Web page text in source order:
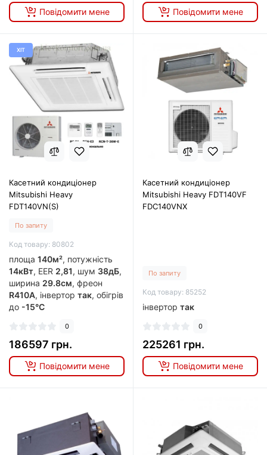
Повідомити мене Повідомити мене
ХІТ
Касетний кондиціонер
Mitsubishi Heavy
FDT140VN(S)
По запиту
Код товару: 80802
площа 140м², потужність
14кВт, EER 2,81, шум 38дБ,
ширина 29.8см, фреон
R410A, інвертор так, обігрів
до -15°C
0
186597 грн.
Повідомити мене
Касетний кондиціонер
Mitsubishi Heavy FDT140VF
FDC140VNX
По запиту
Код товару: 85252
інвертор так
0
225261 грн.
Повідомити мене